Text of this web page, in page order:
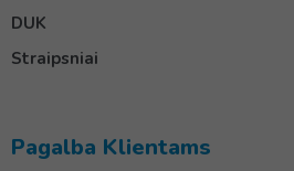
DUK
Straipsniai
Pagalba Klientams